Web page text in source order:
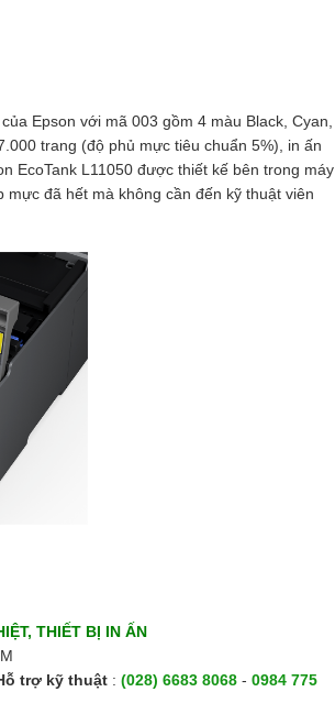
Epson với mã 003 gồm 4 màu Black, Cyan,
trang (độ phủ mực tiêu chuẩn 5%), in ấn
EcoTank L11050 được thiết kế bên trong máy
đã hết mà không cần đến kỹ thuật viên
THIẾT BỊ IN ẤN
ỗ trợ kỹ thuật : (028) 6683 8068- 0984 775